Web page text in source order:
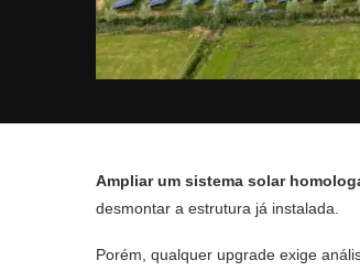
Ampliar um sistema solar
desmontar a estrutura já instalada.
Porém, qualquer upgrade exige